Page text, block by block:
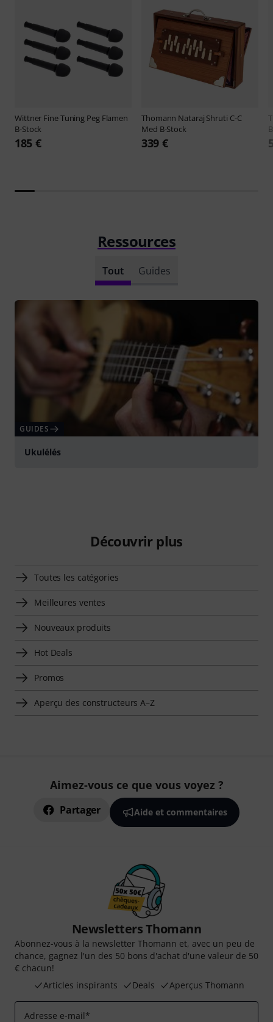
Wittner Fine Tuning Peg Flamen
B-Stock
185 €
Thomann Nataraj Shruti C-C
Med B-Stock
339 €
Ressources
Tout Guides
GUIDES
Ukulélés
Découvrir plus
Toutes les catégories
Meilleures ventes
Nouveaux produits
Hot Deals
Promos
Aperçu des constructeurs A–Z
Aimez-vous ce que vous voyez ?
Partager Aide et commentaires
Newsletters Thomann
Abonnez-vous à la newsletter Thomann et, avec un peu de
chance, gagnez l'un des 50 bons d'achat d'une valeur de 50
€ chacun!
Articles inspirants
Deals Aperçus Thomann
Adresse e-mail*